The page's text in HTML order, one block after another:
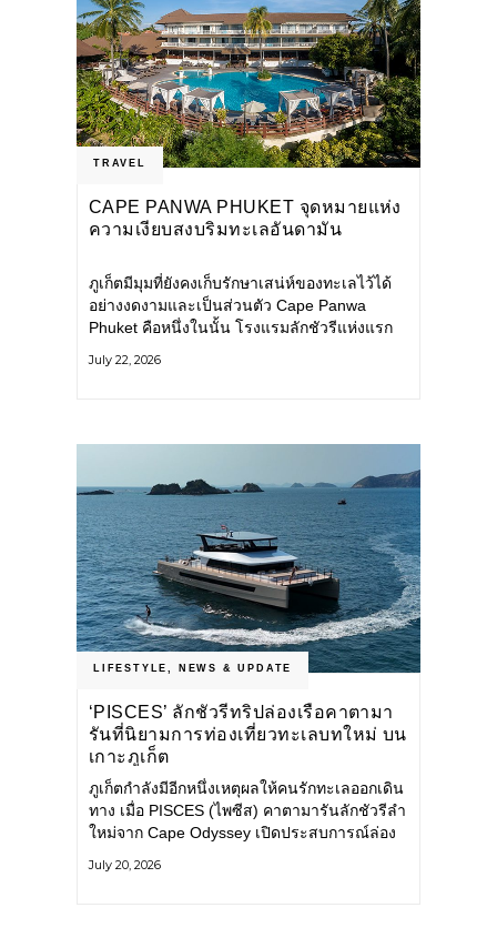
TRAVEL
CAPE PANWA PHUKET จุดหมายแห่ง
ความเงียบสงบริมทะเลอันดามัน
ภูเก็ตมีมุมที่ยังคงเก็บรักษาเสน่ห์ของทะเลไว้ได้
อย่างงดงามและเป็นส่วนตัว Cape Panwa
Phuket คือหนึ่งในนั้น โรงแรมลักชัวรีแห่งแรก
แหลมพันวา ทางตะวันออกเฉียงใต้ของเกาะ
July 22, 2026
LIFESTYLE, NEWS & UPDATE
‘PISCES’ ลักชัวรีทริปล่องเรือคาตามา
รันที่นิยามการท่องเที่ยวทะเลบทใหม่ บน
เกาะภูเก็ต
ภูเก็ตกำลังมีอีกหนึ่งเหตุผลให้คนรักทะเลออกเดิน
ทาง เมื่อ PISCES (ไพซีส) คาตามารันลักชัวรีลำ
ใหม่จาก Cape Odyssey เปิดประสบการณ์ล่อง
ไป ผสานความสะดวกสบายแบบโรงแรมระดับ
July 20, 2026